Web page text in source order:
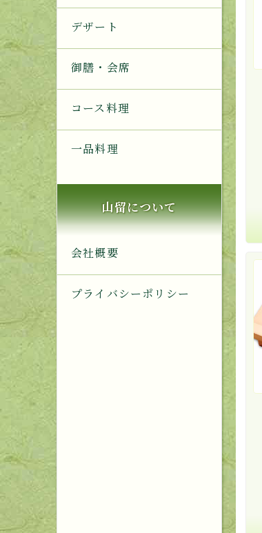
デザート
御膳・会席
コース料理
一品料理
山留について
会社概要
プライバシーポリシー